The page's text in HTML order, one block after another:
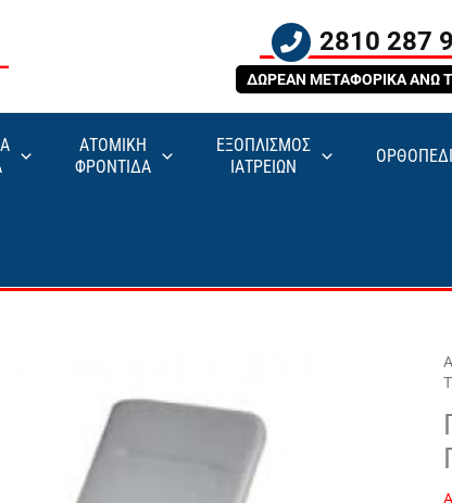
2810 287
ΔΩΡΕΑΝ ΜΕΤΑΦΟΡΙΚΑ ΑΝΩ
ΑΤΟΜΙΚΗ
ΦΡΟΝΤΙΔΑ
ΕΞΟΠΛΙΣΜΟΣ
ΙΑΤΡΕΙΩΝ